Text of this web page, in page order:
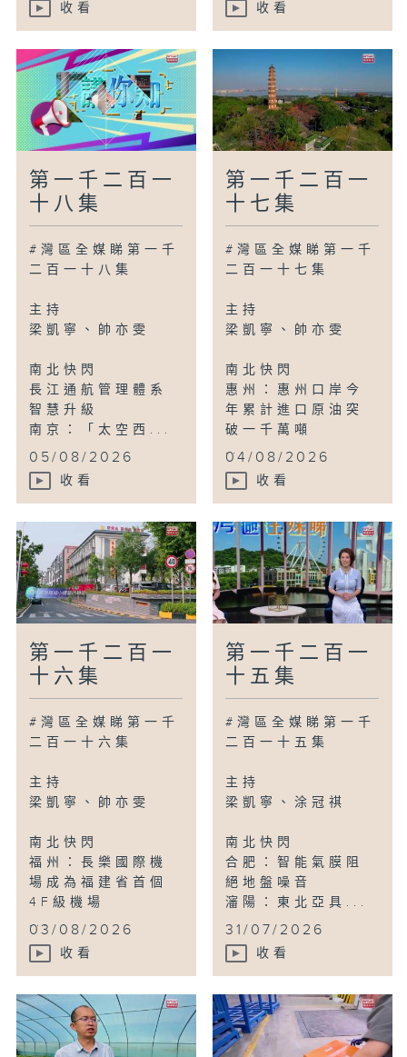
杭州：雲漫大明山
收看 收看
第一千二百一
十八集
#灣區全媒睇第一千
二百一十八集
主持
梁凱寧、帥亦雯
南北快閃
長江通航管理體系
智慧升級
南京：「太空西...
05/08/2026
收看
第一千二百一
十七集
#灣區全媒睇第一千
二百一十七集
主持
梁凱寧、帥亦雯
南北快閃
惠州：惠州口岸今
年累計進口原油突
破一千萬噸
...
04/08/2026
收看
第一千二百一
十六集
#灣區全媒睇第一千
二百一十六集
主持
梁凱寧、帥亦雯
南北快閃
福州：長樂國際機
場成為福建省首個
4F級機場
...
03/08/2026
收看
第一千二百一
十五集
#灣區全媒睇第一千
二百一十五集
主持
梁凱寧、涂冠祺
南北快閃
合肥：智能氣膜阻
絕地盤噪音
瀋陽：東北亞具...
31/07/2026
收看